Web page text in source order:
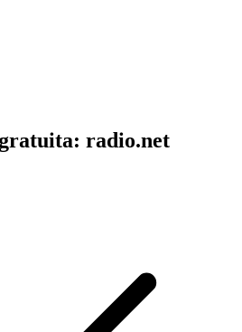
radio.net